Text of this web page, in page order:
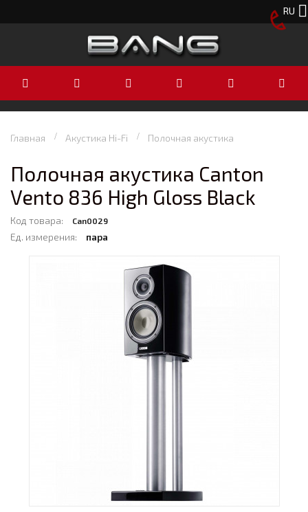
RU
Главная Акустика Hi-Fi Полочная акустика
Полочная акустика Canton
Vento 836 High Gloss Black
Код товара: Can0029
Ед. измерения: пара